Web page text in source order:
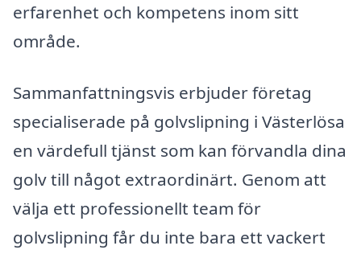
erfarenhet och kompetens inom sitt
område.
Sammanfattningsvis erbjuder företag
specialiserade på golvslipning i Västerlösa
en värdefull tjänst som kan förvandla dina
golv till något extraordinärt. Genom att
välja ett professionellt team för
golvslipning får du inte bara ett vackert